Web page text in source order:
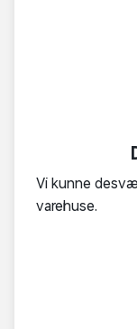
Vi kunne
varehuse.